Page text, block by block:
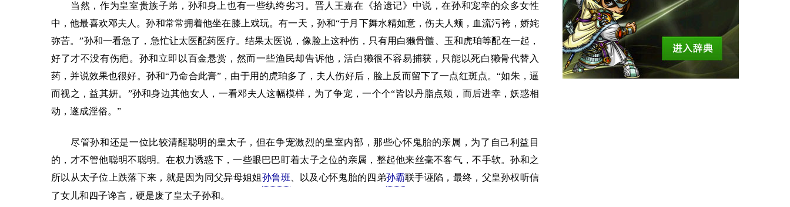
当然，作为皇室贵族子弟，孙和身上也有一些纨绔劣习。晋人王嘉在《拾遗记》中说，在孙和宠幸的众多女性
中，他最喜欢邓夫人。孙和常常拥着他坐在膝上戏玩。有一天，孙和“于月下舞水精如意，伤夫人颊，血流污袴，娇姹
弥苦。”孙和一看急了，急忙让太医配药医疗。结果太医说，像脸上这种伤，只有用白獭骨髓、玉和虎珀等配在一起，
好了才不没有伤疤。孙和立即以百金悬赏，然而一些渔民却告诉他，活白獭很不容易捕获，只能以死白獭骨代替入
药，并说效果也很好。孙和“乃命合此膏”，由于用的虎珀多了，夫人伤好后，脸上反而留下了一点红斑点。“如朱，逼
而视之，益其妍。”孙和身边其他女人，一看邓夫人这幅模样，为了争宠，一个个“皆以丹脂点颊，而后进幸，妖惑相
动，遂成淫俗。”
尽管孙和还是一位比较清醒聪明的皇太子，但在争宠激烈的皇室内部，那些心怀鬼胎的亲属，为了自己利益目
的，才不管他聪明不聪明。在权力诱惑下，一些眼巴巴盯着太子之位的亲属，整起他来丝毫不客气，不手软。孙和之
所以从太子位上跌落下来，就是因为同父异母姐姐孙鲁班 、以及心怀鬼胎的四弟孙霸联手诬陷，最终，父皇孙权听信
了女儿和四子谗言，硬是废了皇太子孙和。